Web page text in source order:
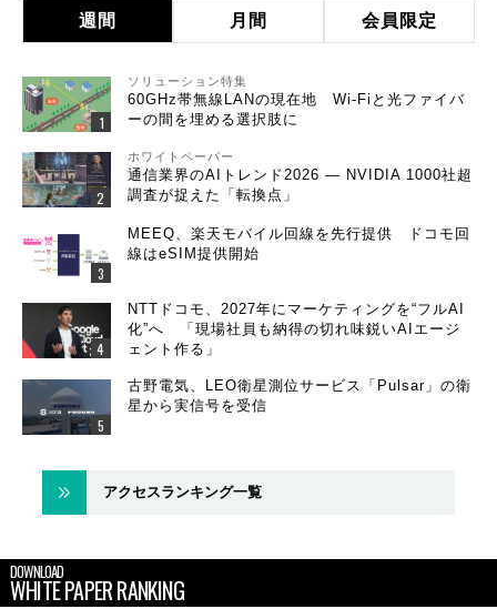
週間 月間 会員限定
ソリューション特集
60GHz帯無線LANの現在地 Wi-Fiと光ファイバ
ーの間を埋める選択肢に
ホワイトペーパー
通信業界のAIトレンド2026 ― NVIDIA 1000社超
調査が捉えた「転換点」
MEEQ、楽天モバイル回線を先行提供 ドコモ回
線はeSIM提供開始
NTTドコモ、2027年にマーケティングを“フルAI
化”へ 「現場社員も納得の切れ味鋭いAIエージ
ェント作る」
古野電気、LEO衛星測位サービス「Pulsar」の衛
星から実信号を受信
アクセスランキング一覧
DOWNLOAD
WHITE PAPER RANKING